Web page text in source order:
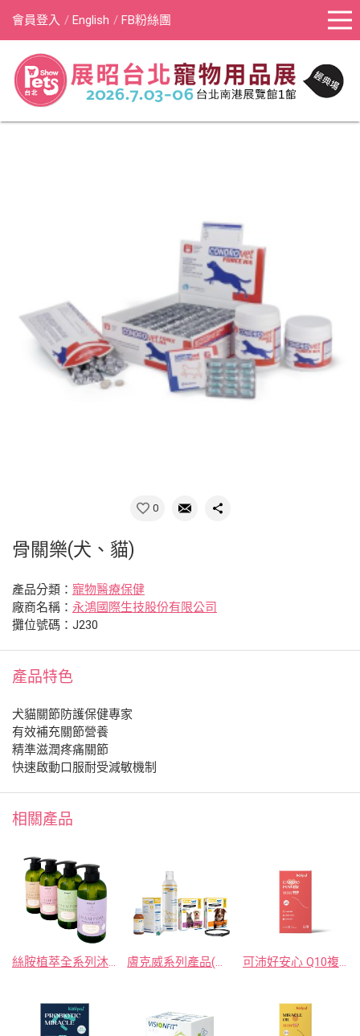
會員登入 English FB粉絲團
0
骨關樂(犬、貓)
產品分類： 寵物醫療保健
廠商名稱： 永鴻國際生技股份有限公司
攤位號碼：J230
產品特色
犬貓關節防護保健專家
有效補充關節營養
精準滋潤疼痛關節
快速啟動口服耐受減敏機制
相關產品
絲胺植萃全系列沐浴乳(保濕、控油、修護、驅蟲) 膚克威系列產品(口服液、慕斯、大項圈、小項圈 ) 可沛好安心 Q10複合配方, 45毫升